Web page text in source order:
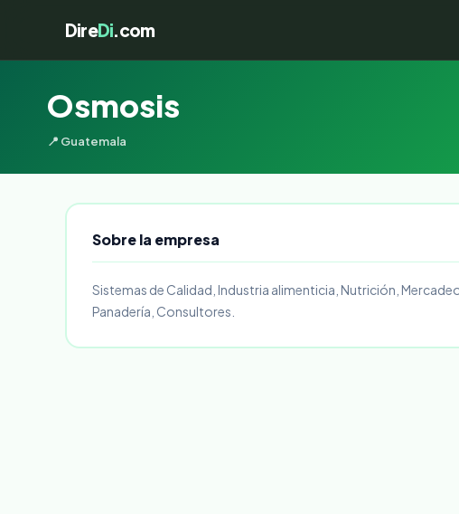
DireDi.com
Osmosis
📍 Guatemala
Sobre la empresa
Sistemas de Calidad, Industria alimenticia, Nutrición,
Panadería, Consultores.